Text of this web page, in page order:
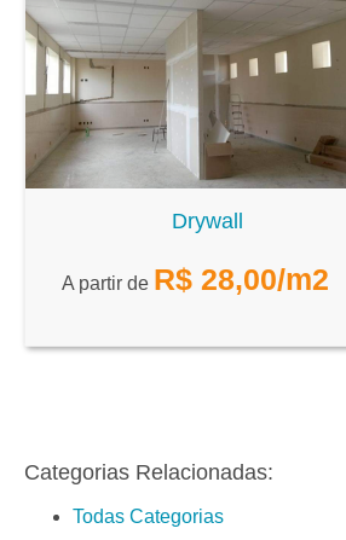
Drywall
A partir de R$ 28,00/m2
Categorias Relacionadas:
Todas Categorias